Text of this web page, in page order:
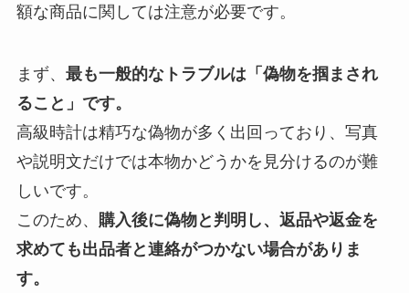
額な商品に関しては注意が必要です。
まず、 最も一般的なトラブルは「偽物を掴まされ
ること」です。
高級時計は精巧な偽物が多く出回っており、写真
や説明文だけでは本物かどうかを見分けるのが難
しいです。
このため、 購入後に偽物と判明し、返品や返金を
求めても出品者と連絡がつかない場合がありま
す。